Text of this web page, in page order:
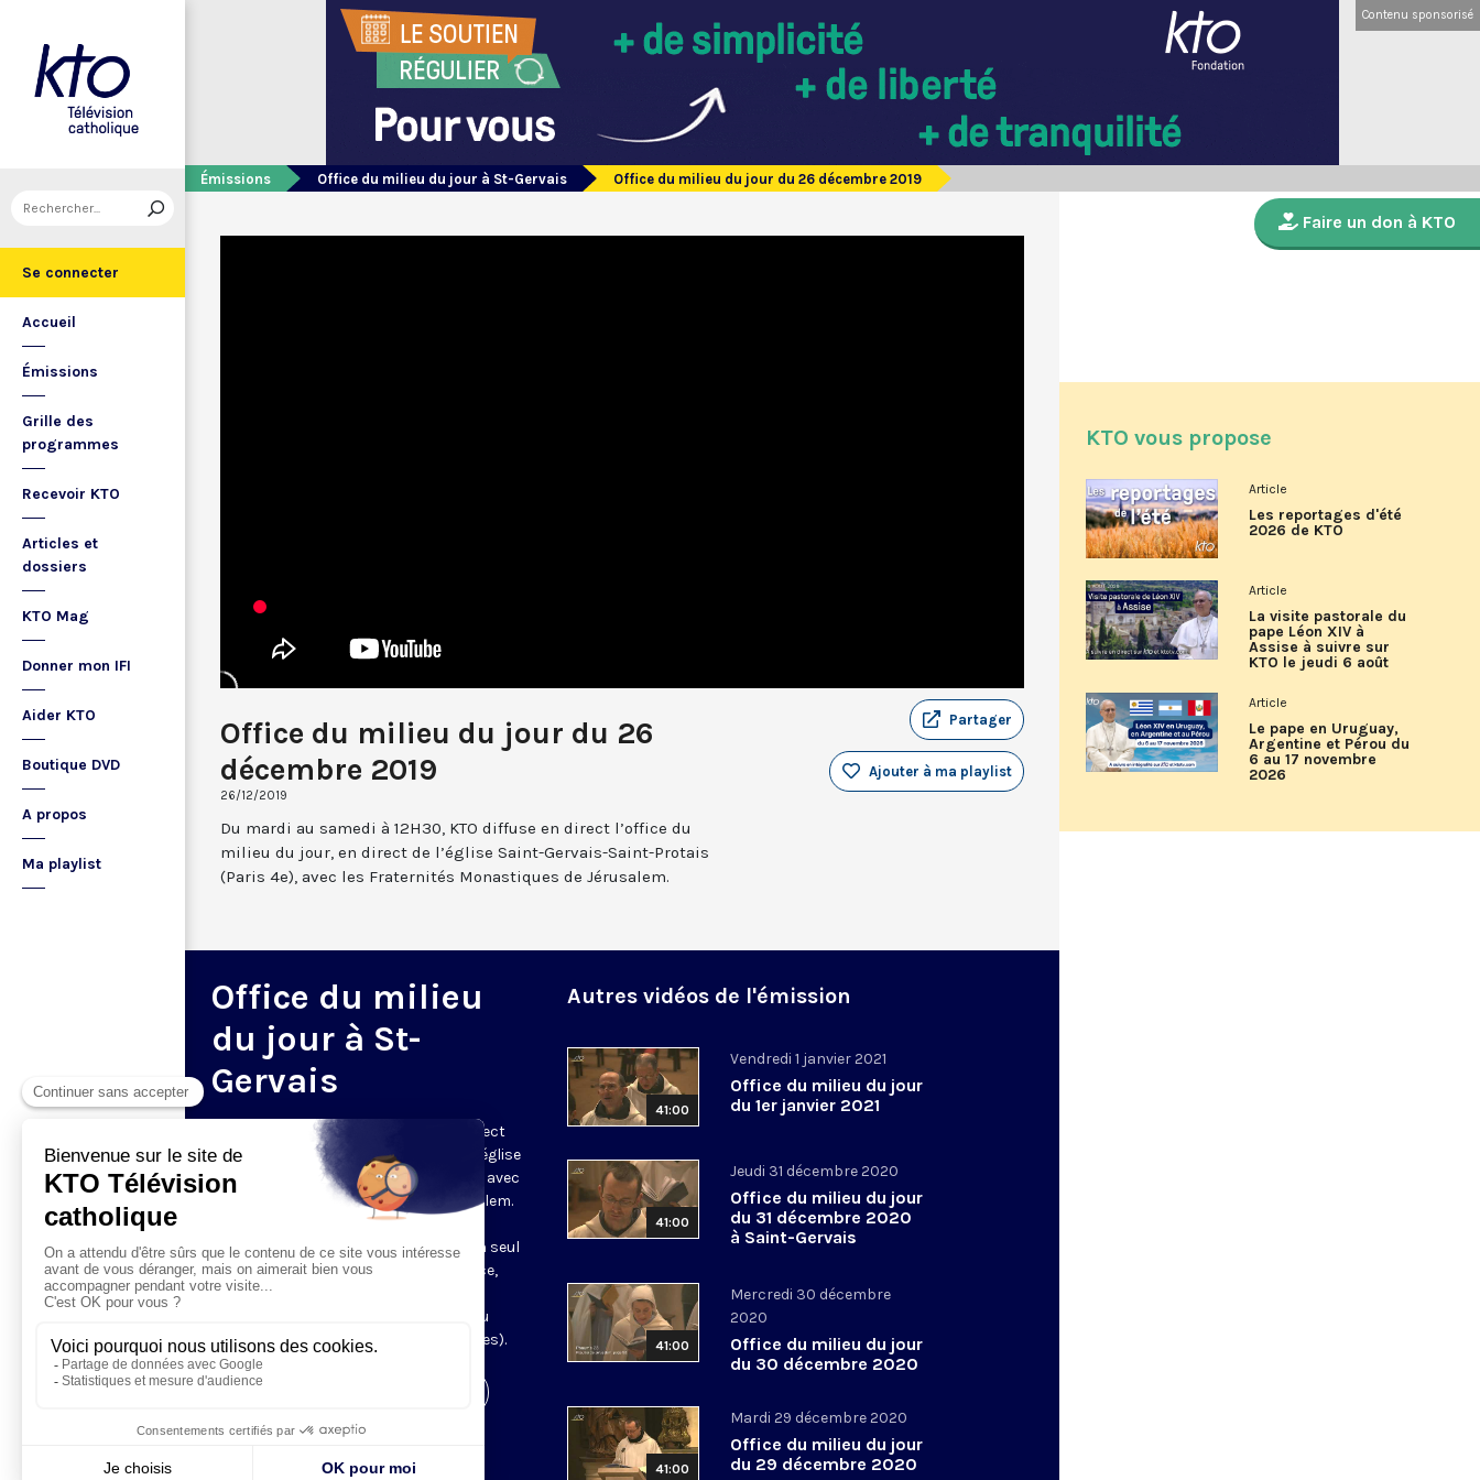
Se connecter
Accueil
Émissions
Grille des
programmes
Recevoir KTO
Articles et
dossiers
KTO Mag
Donner mon IFI
Aider KTO
Boutique DVD
A propos
Ma playlist
Contenu sponsorisé
Émissions Office du milieu du jour à St-Gervais Office du milieu du jour du 26 décembre 2019
Office du milieu du jour du 26
décembre 2019
26/12/2019
Partager
Ajouter à ma playlist
Du mardi au samedi à 12H30, KTO diffuse en direct l’office du
milieu du jour, en direct de l’église Saint-Gervais-Saint-Protais
(Paris 4e), avec les Fraternités Monastiques de Jérusalem.
Office du milieu
du jour à St-
Gervais
Du mardi au samedi, KTO diffuse en direct
l’office du milieu du jour, en direct de l’église
Saint-Gervais-Saint-Protais (Paris 4e), avec
les Fraternités Monastiques de Jérusalem.
L’Office du Milieu du Jour regroupe, en
particulier, «au milieu du jour» et en un seul
office, les heures monastiques de Tierce,
Sexte et None. Il permet à l’Église de
retrouver son Seigneur entre l’office du
matin (Laudes) et l’office du soir (Vêpres).
Autres vidéos de l'émission
41:00
Vendredi 1 janvier 2021
Office du milieu du jour
du 1er janvier 2021
41:00
Jeudi 31 décembre 2020
Office du milieu du jour
du 31 décembre 2020
à Saint-Gervais
41:00
Mercredi 30 décembre
2020
Office du milieu du jour
du 30 décembre 2020
41:00
Mardi 29 décembre 2020
Office du milieu du jour
du 29 décembre 2020
Faire un don à KTO
KTO vous propose
Article
Les reportages d'été
2026 de KTO
Article
La visite pastorale du
pape Léon XIV à
Assise à suivre sur
KTO le jeudi 6 août
Article
Le pape en Uruguay,
Argentine et Pérou du
6 au 17 novembre
2026